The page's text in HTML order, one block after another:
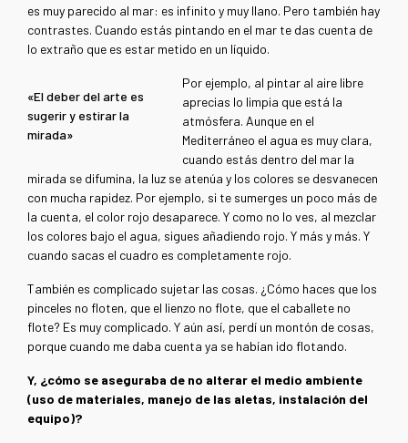
es muy parecido al mar: es infinito y muy llano. Pero también hay
contrastes. Cuando estás pintando en el mar te das cuenta de
lo extraño que es estar metido en un líquido.
«El deber del arte es
sugerir y estirar la
mirada»
Por ejemplo, al pintar al aire libre
aprecias lo limpia que está la
atmósfera. Aunque en el
Mediterráneo el agua es muy clara,
cuando estás dentro del mar la
mirada se difumina, la luz se atenúa y los colores se desvanecen
con mucha rapidez. Por ejemplo, si te sumerges un poco más de
la cuenta, el color rojo desaparece. Y como no lo ves, al mezclar
los colores bajo el agua, sigues añadiendo rojo. Y más y más. Y
cuando sacas el cuadro es completamente rojo.
También es complicado sujetar las cosas. ¿Cómo haces que los
pinceles no floten, que el lienzo no flote, que el caballete no
flote? Es muy complicado. Y aún así, perdí un montón de cosas,
porque cuando me daba cuenta ya se habían ido flotando.
Y, ¿cómo se aseguraba de no alterar el medio ambiente
(uso de materiales, manejo de las aletas, instalación del
equipo)?